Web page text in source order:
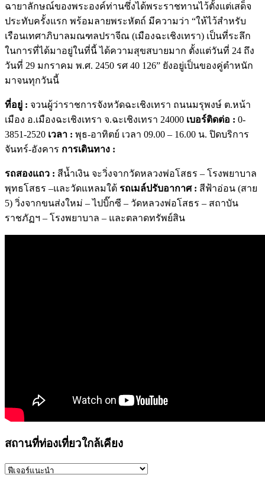
ฉายาลักษณ์ของพระองค์ท่านซึ่งได้พระราชทานไว้ตั้งแต่เสด็จ
ประทับครั้งแรก พร้อมลายพระหัตถ์ มีความว่า “ให้ไว้สำหรับ
เรือนเทศาภิบาลมณฑลปราจีณ (เมืองฉะเชิงเทรา) เป็นที่ระลึก
ในการที่ได้มาอยู่ในที่นี้ ได้ความสุขสบายมาก ตั้งแต่วันที่ 24 ถึง
วันที่ 29 มกราคม พ.ศ. 2450 รศ 40 126” ยังอยู่เป็นของคู่ตำหนัก
มาจนทุกวันนี้
ที่อยู่ : จวนผู้ว่าราชการจังหวัดฉะเชิงเทรา ถนนมรุพงษ์ ต.หน้า
เมือง อ.เมืองฉะเชิงเทรา จ.ฉะเชิงเทรา 24000 เบอร์ติดต่อ : 0-
3851-2520 เวลา : พุธ-อาทิตย์ เวลา 09.00 – 16.00 น. ปิดบริการ
จันทร์-อังคาร การเดินทาง :
รถสองแถว : สีน้ำเงิน จะวิ่งจากวัดหลวงพ่อโสธร – โรงพยาบาล
พุทธโสธร –และวัดแหลมใต้ รถเมล์ปรับอากาศ : สีฟ้าอ่อน (สาย
5) วิ่งจากขนส่งใหม่ – ไปบิ๊กซี – วัดหลวงพ่อโสธร – สถาบัน
ราชภัฏฯ – โรงพยาบาล – และตลาดทรัพย์สิน
สถานที่ท่องเที่ยวใกล้เคียง